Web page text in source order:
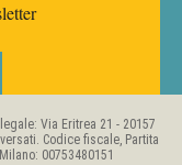
Via Eritrea 21 - 20157
Codice fiscale, Partita
00753480151